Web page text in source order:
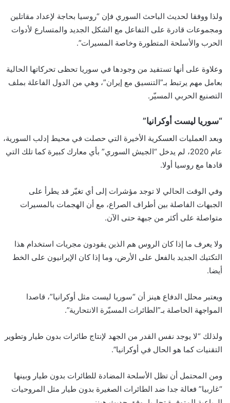
ولذا ووفقا لحديث الباحث السوري فإن “روسيا بحاجة لإعداد مقاتلين
ومجموعات قادرة على التفاعل مع الشكل الجديد والمتسارع لأدوات
الحرب والأسلحة المتطورة وخاصة المسيرات”.
وعلاوة على أنها تستفيد من وجودها في سوريا تحظى تحركاتها الحالية
بعامل مهم يرتبط بـ”التنسيق مع إيران”، وهي من الدول الفاعلة بملف
التصنيع الحربي المسيّر.
“سوريا ليست أوكرانيا”
وبعد العمليات العسكرية الأخيرة التي حصلت في محيط إدلب السورية،
عام 2020، لم يدخل “الجيش السوري” بأي معارك كبيرة كما تلك التي
قادها مع روسيا أولا.
وفي الوقت الحالي لا توجد مؤشرات إلى أي تغيّر قد يطرأ على
الجبهات الفاصلة بين أطراف الصراع، مع أن الهجمات بالمسيرات
متواصلة على أكثر من جبهة حتى الآن.
ولا يعرف ما إذا كان الروس هم الذين يقودون مجريات استخدام هذا
التكتيك الجديد بالفعل على الأرض، وما إذا كان الإيرانيون على الخط
أيضا.
ويعتبر محلل الدفاع هينز أن “سوريا ليست مثل أوكرانيا”، قاصدا
المواجهة الحاصلة بـ”الطائرات المسيّرة الانتحارية”.
ولذلك “لا يوجد نفس القدر من الجهد لإنتاج طائرات بدون طيار وتطوير
التقنيات كما هو الحال في أوكرانيا”.
ومن المحتمل أن تظل الأسلحة المضادة للطائرات بدون طيار وبينها
“غاربيا” فعالة جدا ضد الطائرات الصغيرة بدون طيار مثل المروحيات